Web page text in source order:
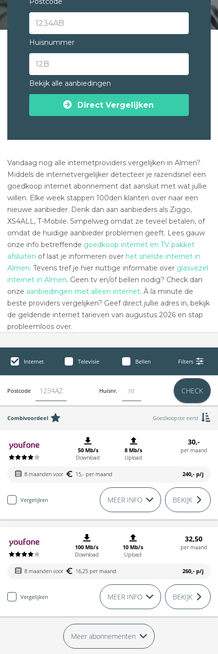
Huisnummer
Bekijk alle aanbiedingen
Direct Vergelijken
Vandaag nog alle internetproviders vergelijken in Almen?
Middels de internetvergelijker detecteer je razendsnel een
goedkoop internet abonnement dat aansluit met wat jullie
willen. Elke week stappen 100den klanten over naar een
nieuwe aanbieder. Denk dan aan aanbieders als Ziggo,
XS4ALL, T-Mobile. Simpelweg omdat ze teveel betalen, of
omdat de huidige aanbieder problemen geeft. Lees gauw
onze info betreffende goedkoop internet en TV pakket
afsluiten of laat je informeren over het snelste internet in
Almen. Tevens tref je hier nuttige informatie over glasvezel
internet in Almen. Geen tv en/of bellen nodig? Check dan
onze aanbiedingen met alleen internet. À la minute de
beste providers vergelijken? Geef direct jullie adres in, bekijk
de geldende internet tarieven van augustus 2026 en stap
probleemloos over.
Internet Televisie Bellen Filters
Postcode Huisnr. CHECK
Combivoordeel Goedkoopste eerst
50 Mb/s
Download
8 Mb/s
Upload
30,-
per maand
8 maanden voor 15,- per maand 240,- p/j
Vergelijken MEER INFO BEKIJK
100 Mb/s
Download
10 Mb/s
Upload
32,50
per maand
8 maanden voor 16,25 per maand 260,- p/j
Vergelijken MEER INFO BEKIJK
Meer abonnementen